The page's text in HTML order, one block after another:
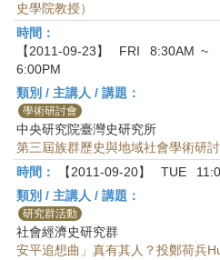
史學院教授）
時間：
【2011-09-23】
FRI 8:30AM ~
6:00PM
類別 / 主講人 / 講題：
學術研討會
中央研究院臺灣史研究所
第三屆族群歷史與地域社會學術研
時間：
【2011-09-20】 TUE
類別 / 主講人 / 講題：
研究群活動
社會經濟史研究群
安平追想曲」真有其人？投鄭荷兵